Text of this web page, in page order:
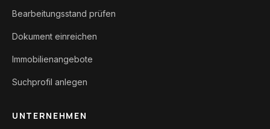
Bearbeitungsstand prüfen
Dokument einreichen
Immobilienangebote
Suchprofil anlegen
UNTERNEHMEN